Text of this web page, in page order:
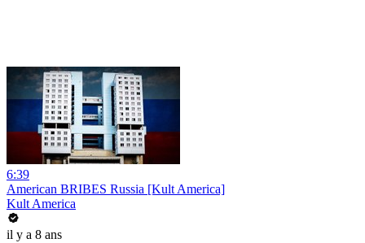
6:39
American BRIBES Russia [Kult America]
Kult America
il y a 8 ans